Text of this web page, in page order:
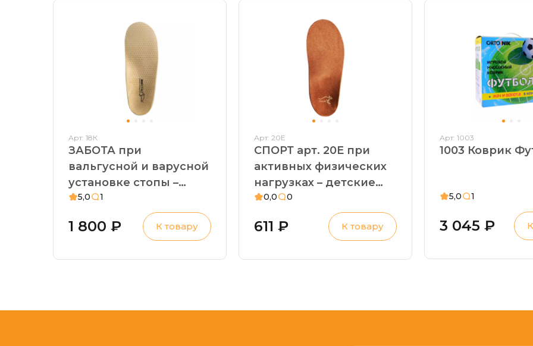
Арт: 18К
ЗАБОТА при
вальгусной и варусной
установке стопы –
детские стельки
ортопедические.
Плосковальгусная
нарушения осанки
5,0 1
1 800 ₽ К товару
Арт: 20Е
СПОРТ арт. 20Е при
активных физических
нагрузках – детские
стельки лечебно-
профилактические.
Профилактика
0,0 0
611 ₽ К товару
Арт: 1003
1003 Коврик
5,0 1
3 045 ₽